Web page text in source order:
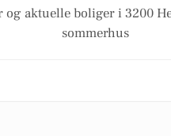
aktuelle boliger i 3200
sommerhus